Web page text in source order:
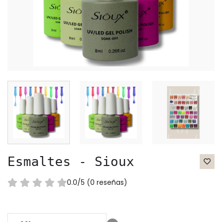
Esmaltes - Sioux
0.0/5 (0 reseñas)